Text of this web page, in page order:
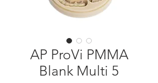
AP ProVi PMMA
Blank Multi 5